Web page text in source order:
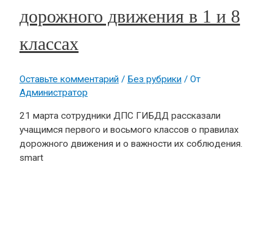
дорожного движения в 1 и 8
классах
Оставьте комментарий / Без рубрики/ От
Администратор
21 марта сотрудники ДПС ГИБДД рассказали
учащимся первого и восьмого классов о правилах
дорожного движения и о важности их соблюдения.
smart